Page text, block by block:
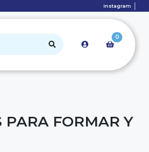
Instagram
0
PARA FORMAR Y